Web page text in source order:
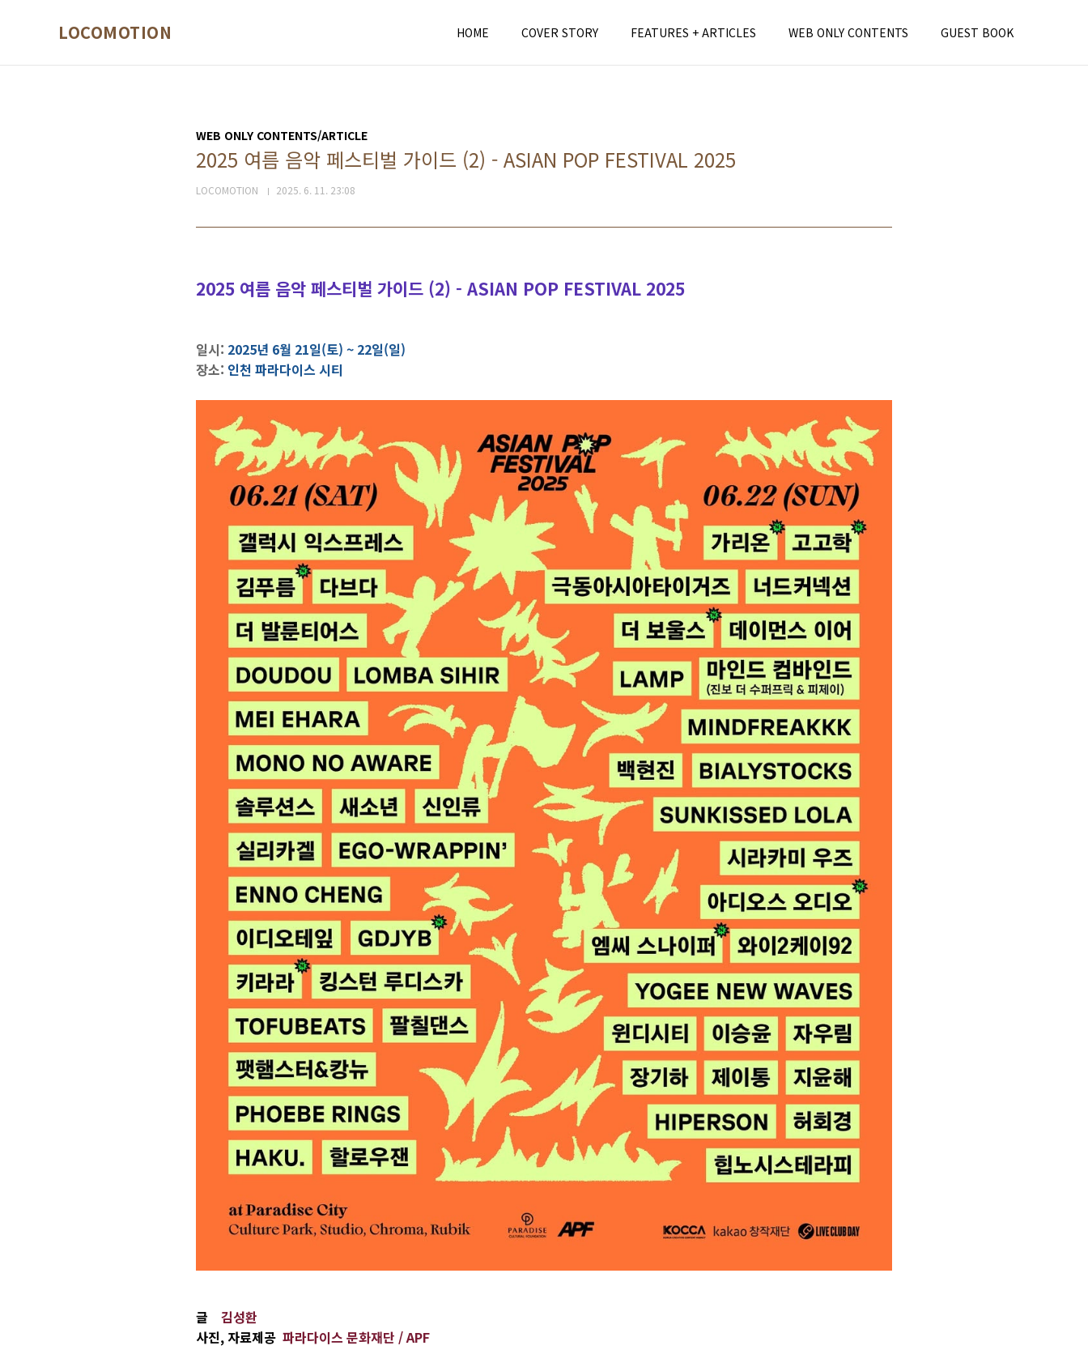
LOCOMOTION HOME COVER STORY FEATURES + ARTICLES WEB ONLY CONTENTS GUEST BOOK
WEB ONLY CONTENTS/ARTICLE
2025 여름 음악 페스티벌 가이드 (2) - ASIAN POP FESTIVAL 2025
LOCOMOTION 2025. 6. 11. 23:08
2025 여름 음악 페스티벌 가이드 (2) - ASIAN POP FESTIVAL 2025
일시: 2025년 6월 21일(토) ~ 22일(일)
장소: 인천 파라다이스 시티
글 김성환
사진, 자료제공 파라다이스 문화재단 / APF